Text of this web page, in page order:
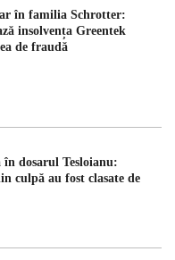
în familia Schrotter:
insolvența Greentek
de fraudă
în dosarul Tesloianu:
culpă au fost clasate de